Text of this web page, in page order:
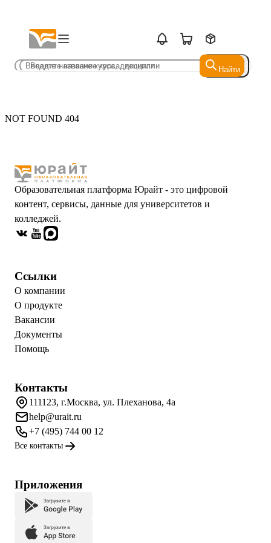
Найти
Найти
NOT FOUND 404
Образовательная платформа Юрайт - это цифровой
контент, сервисы, данные для университетов и
колледжей.
Ссылки
О компании
О продукте
Вакансии
Документы
Помощь
Контакты
111123, г.Москва, ул. Плеханова, 4а
help@urait.ru
+7 (495) 744 00 12
Все контакты
Приложения